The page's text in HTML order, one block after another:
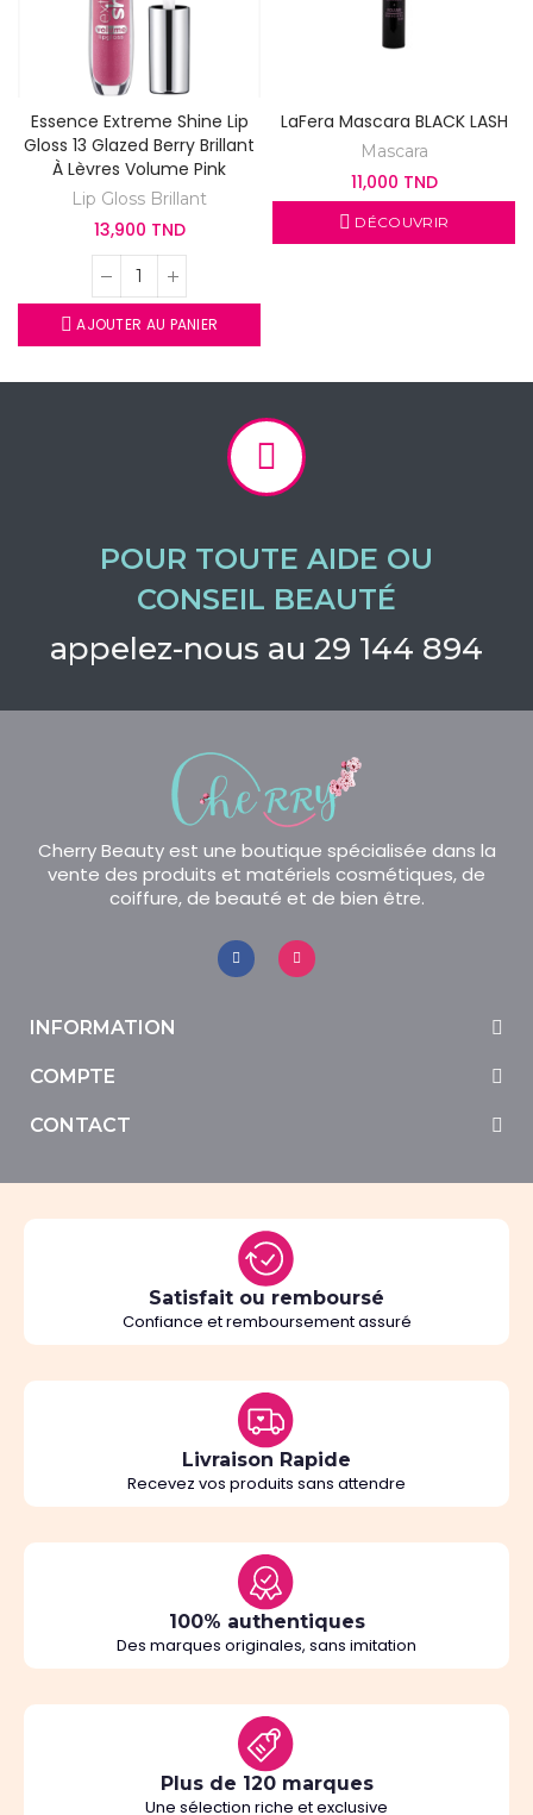
Essence Extreme Shine Lip
Gloss 13 Glazed Berry Brillant
À Lèvres Volume Pink
Lip Gloss Brillant
13,900 TND
AJOUTER AU PANIER
LaFera Mascara BLACK LASH
Mascara
11,000 TND
DÉCOUVRIR
POUR TOUTE AIDE OU
CONSEIL BEAUTÉ
appelez-nous au 29 144 894
Cherry Beauty est une boutique spécialisée dans la
vente des produits et matériels cosmétiques, de
coiffure, de beauté et de bien être.
INFORMATION
COMPTE
CONTACT
Satisfait ou remboursé
Confiance et remboursement assuré
Livraison Rapide
Recevez vos produits sans attendre
100% authentiques
Des marques originales, sans imitation
Plus de 120 marques
Une sélection riche et exclusive